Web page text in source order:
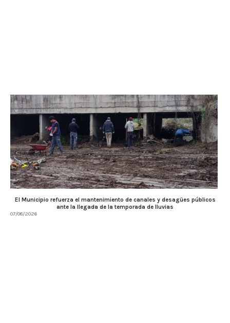
El Municipio refuerza el mantenimiento de canales y desagües públicos
ante la llegada de la temporada de lluvias
07/08/2026